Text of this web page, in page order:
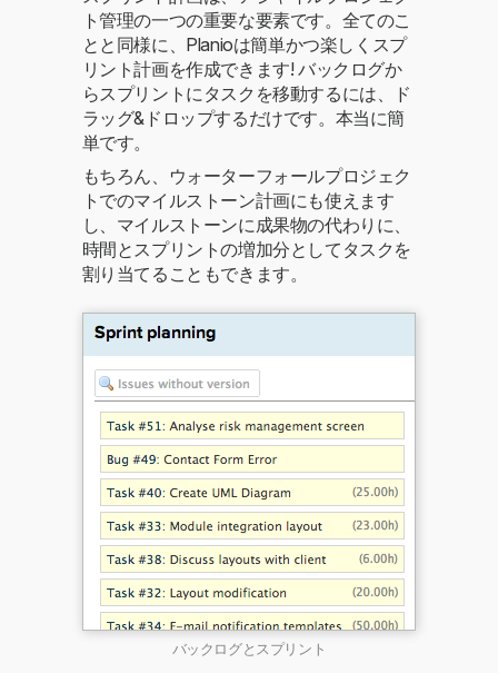
ト管理の一つの重要な要素です。全てのこ
とと同様に、Planioは簡単かつ楽しくスプ
リント計画を作成できます! バックログか
らスプリントにタスクを移動するには、ド
ラッグ&ドロップするだけです。本当に簡
単です。
もちろん、ウォーターフォールプロジェク
トでのマイルストーン計画にも使えます
し、マイルストーンに成果物の代わりに、
時間とスプリントの増加分としてタスクを
割り当てることもできます。
バックログとスプリント